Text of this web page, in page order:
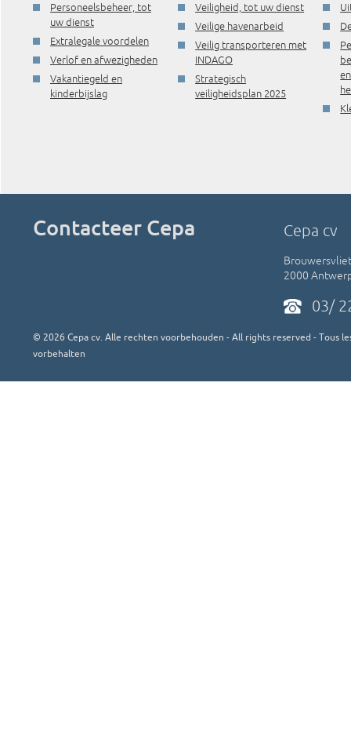
Personeelsbeheer, tot
uw dienst
Extralegale voordelen
Verlof en afwezigheden
Vakantiegeld en
kinderbijslag
Veiligheid, tot uw dienst
Veilige havenarbeid
Veilig transporteren met
INDAGO
Strategisch
veiligheidsplan 2025
en
Contacteer Cepa Cepa cv
2000
03/
© 2026 Cepa cv. Alle rechten voorbehouden - All rights reserved - Tous
vorbehalten